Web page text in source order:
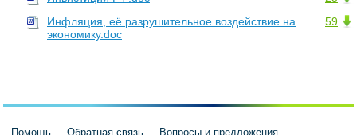
59
Инфляция, её разрушительное воздействие на
экономику.doc
Помощь Обратная связь Вопросы и предложения